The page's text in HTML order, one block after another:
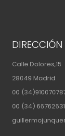
DIRECCIÓN
Calle Dolores,15
28049 Madrid
00
00 (34)